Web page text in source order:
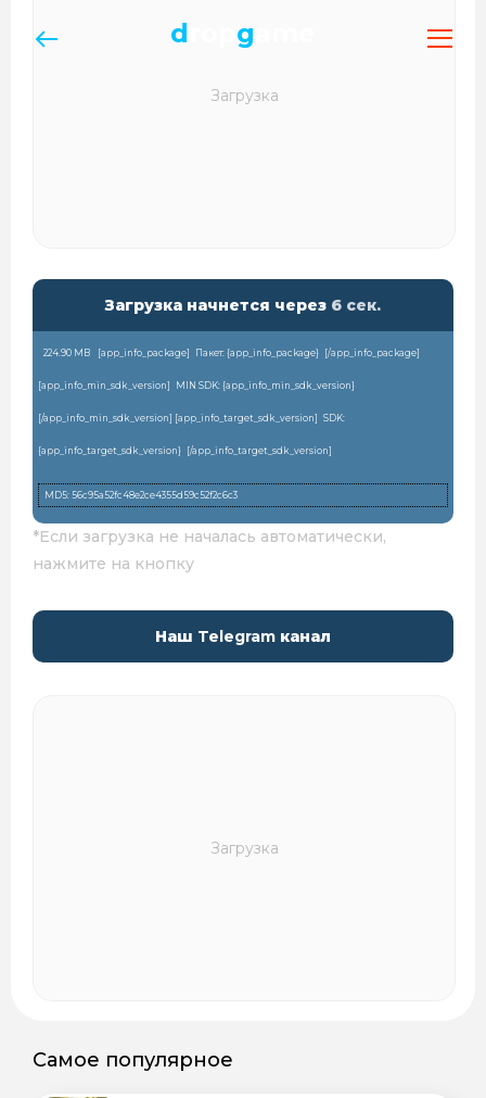
d g
Загрузка начнется через 6 сек.
224.90 MB [app_info_package] Пакет: {app_info_package} [/app_info_package]
[app_info_min_sdk_version] MIN SDK: {app_info_min_sdk_version}
[/app_info_min_sdk_version] [app_info_target_sdk_version] SDK:
{app_info_target_sdk_version} [/app_info_target_sdk_version]
MD5: 56c95a52fc48e2ce4355d59c52f2c6c3
*Если загрузка не началась автоматически,
нажмите на кнопку
Наш Telegram канал
Самое популярное